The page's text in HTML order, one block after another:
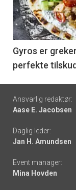
nå
-
6
Gyros er
perfekte
Footer
-
links
Ansvarlig redaktør:
Aase E. Jacobsen
Daglig leder:
Jan H. Amundsen
Event manager:
Mina Hovden